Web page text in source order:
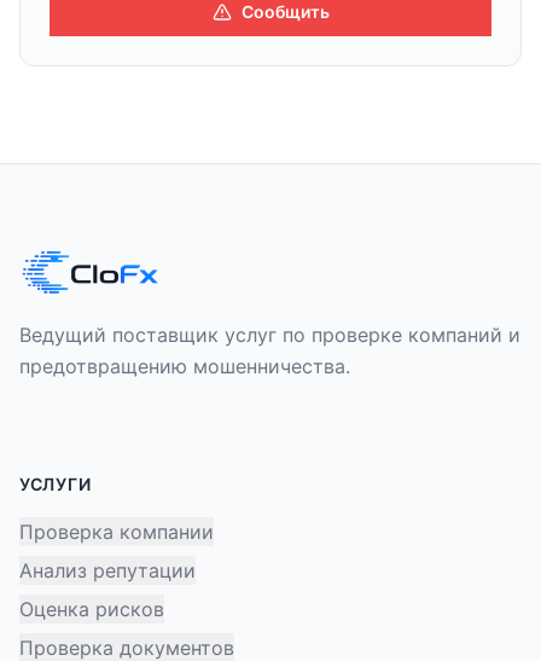
Сообщить
Ведущий поставщик услуг по проверке компаний и
предотвращению мошенничества.
УСЛУГИ
Проверка компании
Анализ репутации
Оценка рисков
Проверка документов